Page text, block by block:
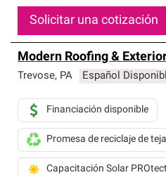
Solicitar una cotización
Modern Roofing &
Trevose, PA Español
Financiación disponible
Promesa de reciclaje de
Capacitación Solar PROtect